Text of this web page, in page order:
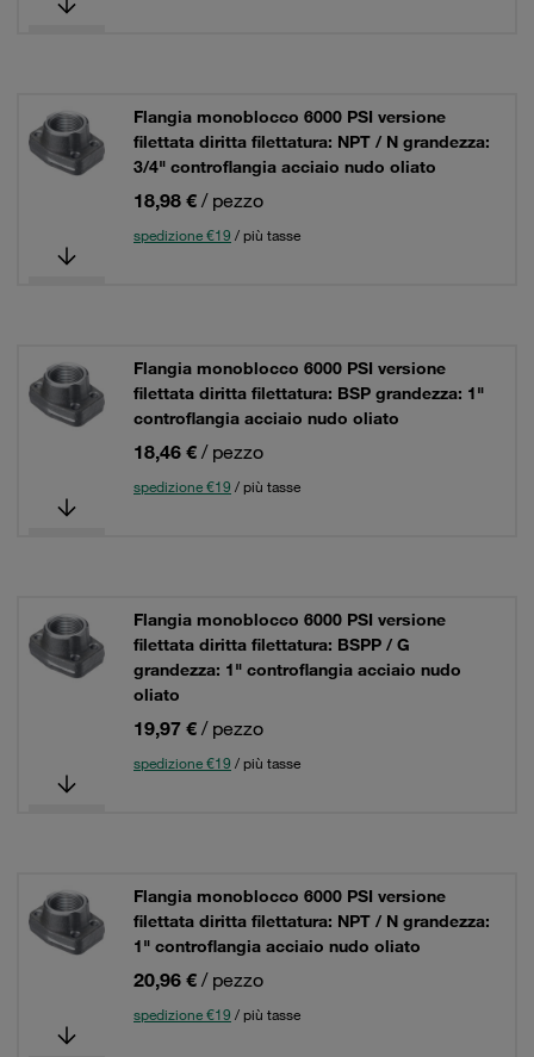
Flangia monoblocco 6000 PSI versione
filettata diritta filettatura: NPT / N grandezza:
3/4" controflangia acciaio nudo oliato
18,98 € / pezzo
spedizione €19 / più tasse
Flangia monoblocco 6000 PSI versione
filettata diritta filettatura: BSP grandezza: 1"
controflangia acciaio nudo oliato
18,46 € / pezzo
spedizione €19 / più tasse
Flangia monoblocco 6000 PSI versione
filettata diritta filettatura: BSPP / G
grandezza: 1" controflangia acciaio nudo
oliato
19,97 € / pezzo
spedizione €19 / più tasse
Flangia monoblocco 6000 PSI versione
filettata diritta filettatura: NPT / N grandezza:
1" controflangia acciaio nudo oliato
20,96 € / pezzo
spedizione €19 / più tasse